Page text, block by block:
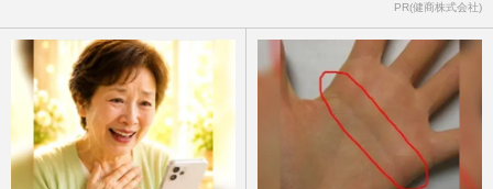
PR(健商株式会社)